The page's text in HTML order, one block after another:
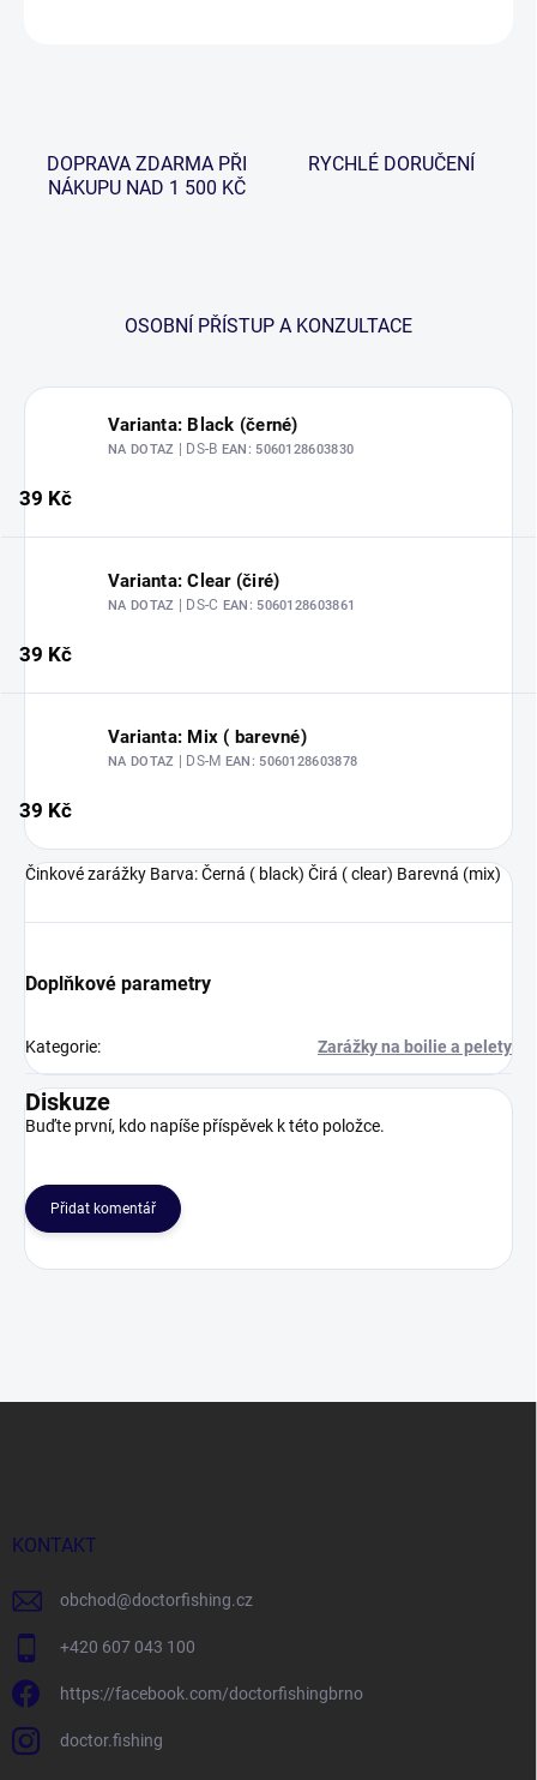
DOPRAVA ZDARMA PŘI
NÁKUPU NAD 1 500 KČ
RYCHLÉ DORUČENÍ
OSOBNÍ PŘÍSTUP A KONZULTACE
Varianta: Black (černé)
NA DOTAZ | DS-B EAN: 5060128603830
39 Kč
Varianta: Clear (čiré)
NA DOTAZ | DS-C EAN: 5060128603861
39 Kč
Varianta: Mix ( barevné)
NA DOTAZ | DS-M EAN: 5060128603878
39 Kč
Činkové zarážky Barva: Černá ( black) Čirá ( clear) Barevná (mix)
Doplňkové parametry
Kategorie: Zarážky na boilie a pelety
Diskuze
Buďte první, kdo napíše příspěvek k této položce.
Přidat komentář
KONTAKT
obchod@doctorfishing.cz
+420 607 043 100
https://facebook.com/doctorfishingbrno
doctor.fishing